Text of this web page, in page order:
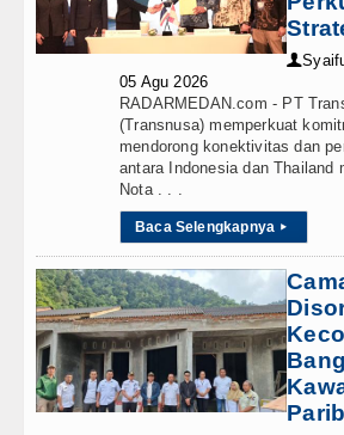
Internasional
TIPS dan TRIK
Video
Kesehatan
Kuliner
Siraman Rohani
Rico Waas :
Akses Jalan
Dayang Nan
Tim
Emma
Juventus
PSG Ditahan
Chelsea
Ketua GRIB
👤
05 Agu 2026
RADARMEDAN.com - PT
(Transnusa) memperkuat
mendorong konektivitas dan
antara Indonesia dan Thailand
Nota . . .
Baca Selengkapnya ▸